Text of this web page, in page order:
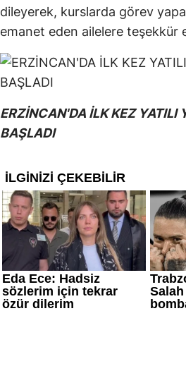
dileyerek, kurslarda görev
emanet eden ailelere teşekkür
ERZİNCAN'DA İLK KEZ YATILI
BAŞLADI